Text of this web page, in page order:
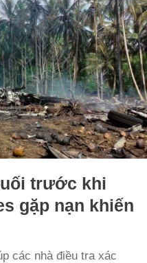
trước khi
gặp nạn khiến
các nhà điều tra xác